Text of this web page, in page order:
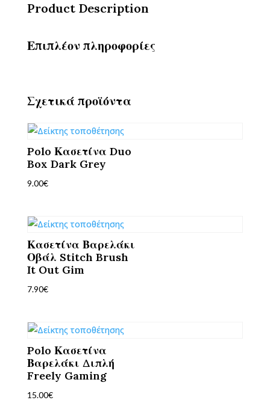
Product Description
Επιπλέον πληροφορίες
Σχετικά προϊόντα
Polo Κασετίνα Duo
Box Dark Grey
9.00€
Κασετίνα Βαρελάκι
Οβάλ Stitch Brush
It Out Gim
7.90€
Polo Κασετίνα
Βαρελάκι Διπλή
Freely Gaming
15.00€